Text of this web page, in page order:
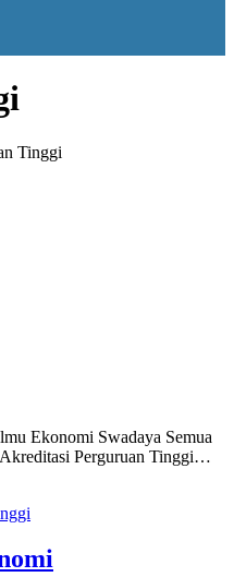
Tinggi
Ekonomi Swadaya Semua
Perguruan Tinggi…